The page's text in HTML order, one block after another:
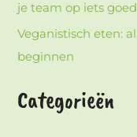
je team op iets
Veganistisch eten:
beginnen
Categorieën